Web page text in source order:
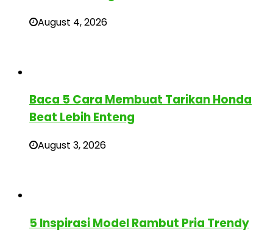
August 4, 2026
Baca 5 Cara Membuat Tarikan Honda
Beat Lebih Enteng
August 3, 2026
5 Inspirasi Model Rambut Pria Trendy